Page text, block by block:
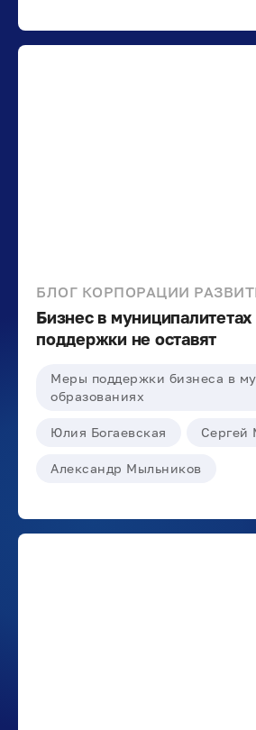
БЛОГ КОРПОРАЦИИ
Бизнес в
поддержки не оставят
Меры поддержки бизнеса в
образованиях
Юлия Богаевская Сергей
Александр Мыльников